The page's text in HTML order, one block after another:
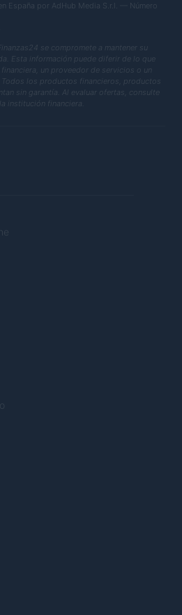
España por AdHub Media S.r.l. — Número
se compromete a mantener su
Esta información puede diferir de lo que
un proveedor de servicios o un
los productos financieros, productos
sin garantía. Al evaluar ofertas, consulte
institución financiera.